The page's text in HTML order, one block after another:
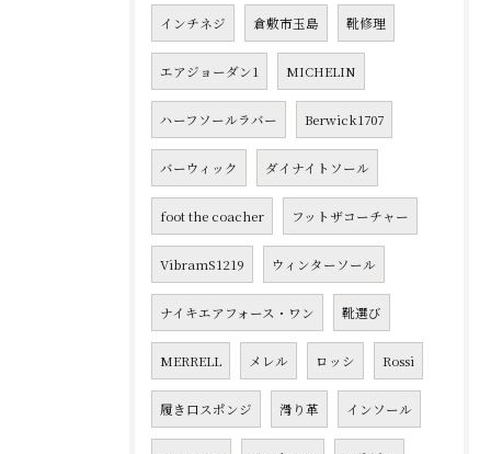
インチネジ 倉敷市玉島 靴修理
エアジョーダン1 MICHELIN
ハーフソールラバー Berwick1707
バーウィック ダイナイトソール
foot the coacher フットザコーチャー
VibramS1219 ウィンターソール
ナイキエアフォース・ワン 靴選び
MERRELL メレル ロッシ Rossi
履き口スポンジ 滑り革 インソール